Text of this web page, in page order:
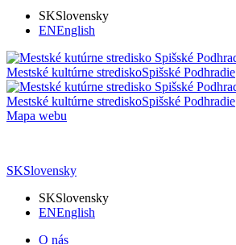
SKSlovensky
ENEnglish
Mestské kultúrne strediskoSpišské Podhradie
Mestské kultúrne strediskoSpišské Podhradie
Mapa webu
SKSlovensky
SKSlovensky
ENEnglish
O nás